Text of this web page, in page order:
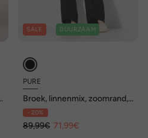
SALE DUURZAAM
PURE
Broek, linnenmix, zoomrand,
wijde broekspijpen,
biologisch katoen
- 20%
89,99€ 71,99€